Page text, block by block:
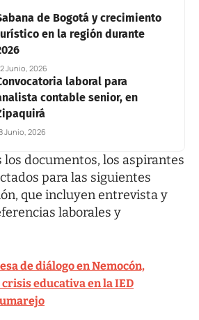
de Bogotá y crecimiento
en la región durante
Junio, 2026
laboral para
contable senior, en
Junio, 2026
los documentos, los aspirantes
para las siguientes
que incluyen entrevista y
laborales y
de diálogo en Nemocón,
educativa en la IED